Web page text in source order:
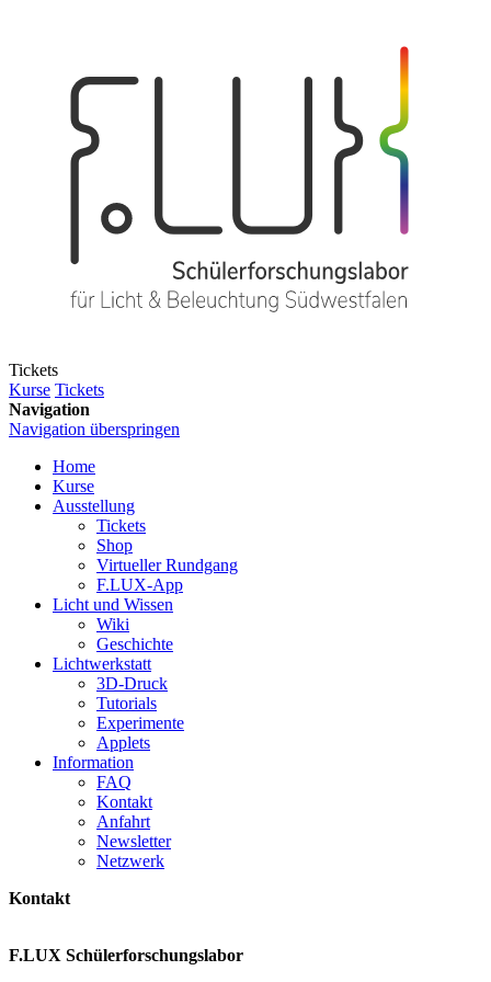
Tickets
Kurse Tickets
Navigation
Navigation überspringen
Home
Kurse
Ausstellung
Tickets
Shop
Virtueller Rundgang
F.LUX-App
Licht und Wissen
Wiki
Geschichte
Lichtwerkstatt
3D-Druck
Tutorials
Experimente
Applets
Information
FAQ
Kontakt
Anfahrt
Newsletter
Netzwerk
Kontakt
F.LUX Schülerforschungslabor